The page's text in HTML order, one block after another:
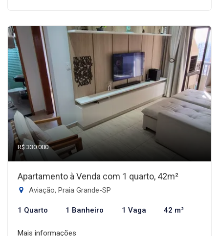
R$ 330.000
Apartamento à Venda com 1 quarto, 42m²
Aviação, Praia Grande-SP
1 Quarto 1 Banheiro 1 Vaga 42 m²
Mais informações